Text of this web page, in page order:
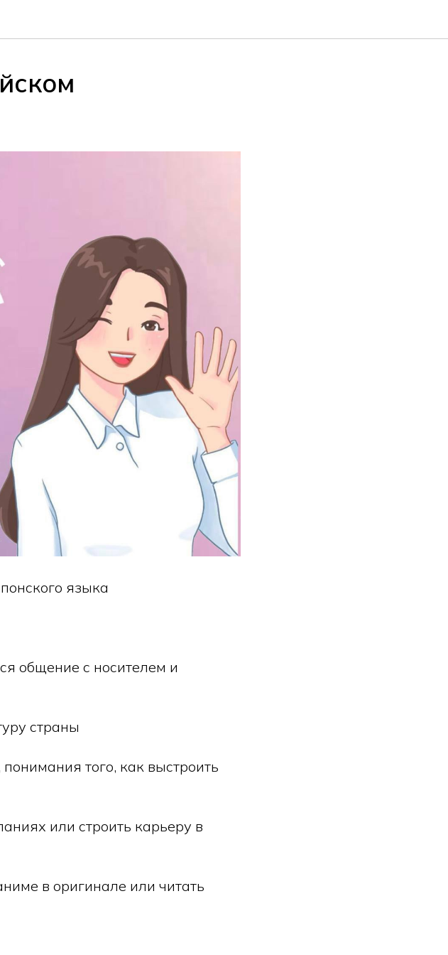
языка
общение с носителем и
страны
того, как выстроить
или строить карьеру в
в оригинале или читать